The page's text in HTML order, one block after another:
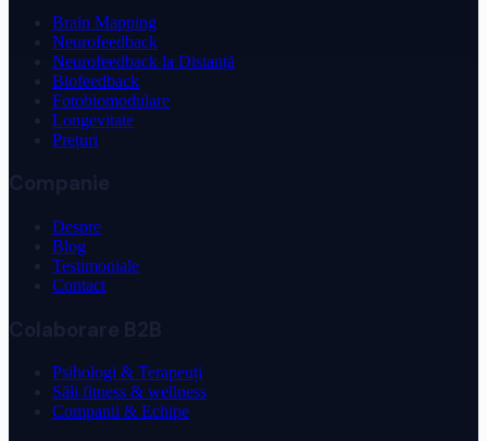
Brain Mapping
Neurofeedback
Neurofeedback la Distanță
Biofeedback
Fotobiomodulare
Longevitate
Prețuri
Companie
Despre
Blog
Testimoniale
Contact
Colaborare B2B
Psihologi & Terapeuți
Săli fitness & wellness
Companii & Echipe